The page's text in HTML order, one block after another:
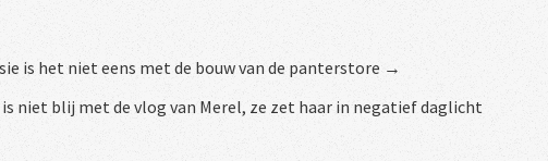
is het niet eens met de bouw van de panterstore →
niet blij met de vlog van Merel, ze zet haar in negatief daglicht